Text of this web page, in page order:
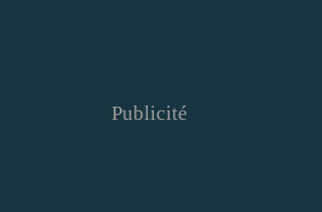
Publicité